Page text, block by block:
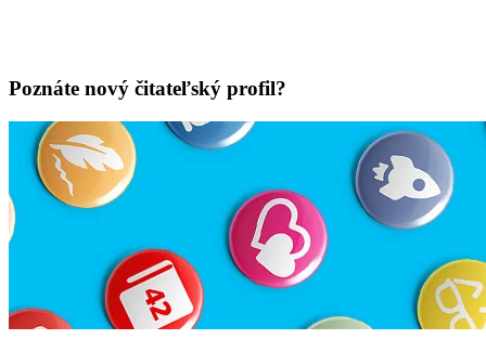
Poznáte nový čitateľský profil?